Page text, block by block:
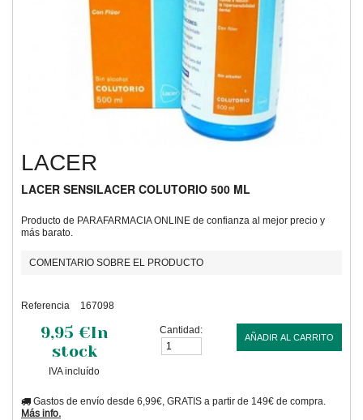
LACER
LACER SENSILACER COLUTORIO 500 ML
Producto de PARAFARMACIA ONLINE de confianza al mejor precio y
más barato.
COMENTARIO SOBRE EL PRODUCTO
Referencia 167098
9,95 €In
stock
IVA incluído
Cantidad:
AÑADIR AL CARRITO
Gastos de envío desde 6,99€, GRATIS a partir de 149€ de compra.
Más info.